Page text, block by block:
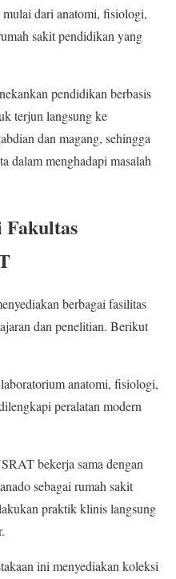
dari anatomi, fisiologi,
sakit pendidikan yang
pendidikan berbasis
terjun langsung ke
dan magang, sehingga
dalam menghadapi masalah
Fakultas
berbagai fasilitas
dan penelitian. Berikut
anatomi, fisiologi,
peralatan modern
bekerja sama dengan
sebagai rumah sakit
praktik klinis langsung
ini menyediakan koleksi